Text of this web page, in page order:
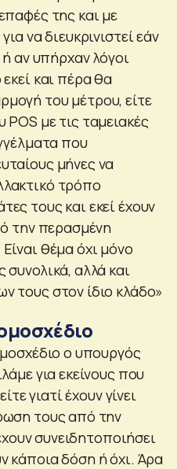
της και με
να διευκρινιστεί εάν
ή αν υπήρχαν λόγοι
και πέρα θα
του μέτρου, είτε
με τις ταμειακές
που
μήνες να
τρόπο
τους και εκεί έχουν
την περασμένη
θέμα όχι μόνο
συνολικά, αλλά και
τους στον ίδιο κλάδο»
ο υπουργός
για εκείνους που
γιατί έχουν γίνει
τους από την
συνειδητοποιήσει
κάποια δόση ή όχι. Άρα